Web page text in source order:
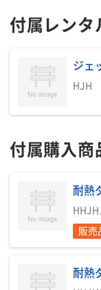
付属レンタ
ジェ
HJH
付属購入商
耐熱
販売
耐熱